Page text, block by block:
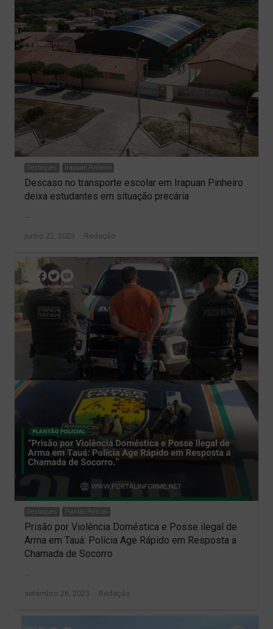
Destaques Irapuan Pinheiro
Descaso no transporte escolar em Irapuan Pinheiro
deixa estudantes em situação precária
junho 22, 2023 Author
Redação
Destaques Plantão Policial
Prisão por Violência Doméstica e Posse ilegal de
Arma em Tauá: Polícia Age Rápido em Resposta a
Chamada de Socorro
setembro 26, 2023 Author
Redação